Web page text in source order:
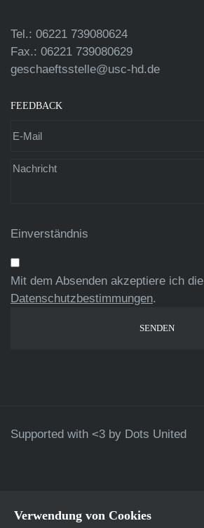
Tel.: 06221 739080624
Fax.: 06221 739080629
geschaeftsstelle@usc-hd.de
FEEDBACK
Einverständnis
Mit dem Absenden akzeptiere ich die
Datenschutzbestimmungen.
Supported with <3 by Dots United
Verwendung von Cookies